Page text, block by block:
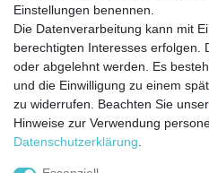
Jetzt anmelden und
Sie wollen keine
Dann melden Sie sich noch
VORNAME
Einstellungen benennen.
Die Datenverarbeitung kann mit
berechtigten Interesses erfolgen.
oder abgelehnt werden. Es
und die Einwilligung zu einem
zu widerrufen. Beachten Sie unser
Hinweise zur Verwendung
Daten­schutz­erklärung